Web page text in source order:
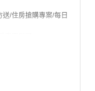
/住房搶購專案/每日
案即可: